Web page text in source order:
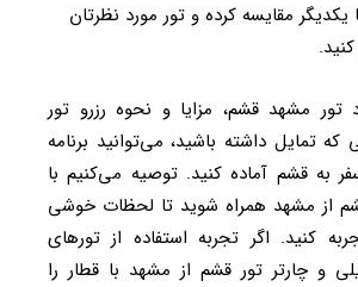
یکدیگر مقایسه کرده و تور مورد نظرتان
تور مشهد قشم، مزایا و نحوه رزرو تور
که تمایل داشته باشید، می‌توانید برنامه
به قشم آماده کنید. توصیه می‌کنیم با
از مشهد همراه شوید تا لحظات خوشی
کنید. اگر تجربه استفاده از تورهای
و چارتر تور قشم از مشهد با قطار را